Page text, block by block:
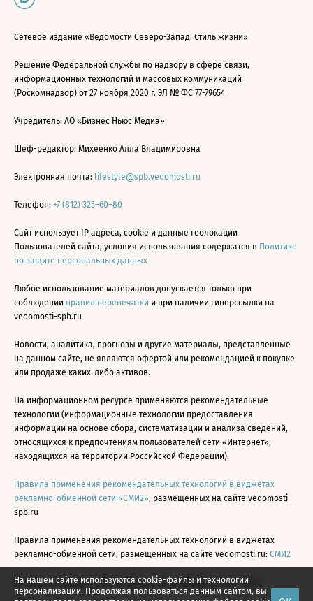
На нашем сайте используются cookie-файлы и технологии
персонализации. Продолжая пользоваться данным сайтом, вы
Сетевое издание «Ведомости Северо-Запад. Стиль жизни»
Решение Федеральной службы по надзору в сфере связи,
информационных технологий и массовых коммуникаций
(Роскомнадзор) от 27 ноября 2020 г. ЭЛ № ФС 77-79654
Учредитель: АО «Бизнес Ньюс Медиа»
Шеф-редактор: Михеенко Алла Владимировна
Электронная почта: lifestyle@spb.vedomosti.ru
Телефон: +7 (812) 325–60–80
Сайт использует IP адреса, cookie и данные геолокации
Пользователей сайта, условия использования содержатся в Политике
по защите персональных данных
Любое использование материалов допускается только при
соблюдении правил перепечатки и при наличии гиперссылки на
vedomosti-spb.ru
Новости, аналитика, прогнозы и другие материалы, представленные
на данном сайте, не являются офертой или рекомендацией к покупке
или продаже каких-либо активов.
На информационном ресурсе применяются рекомендательные
технологии (информационные технологии предоставления
информации на основе сбора, систематизации и анализа сведений,
относящихся к предпочтениям пользователей сети «Интернет»,
находящихся на территории Российской Федерации).
Правила применения рекомендательных технологий в виджетах
рекламно-обменной сети «СМИ2», размещенных на сайте vedomosti-
spb.ru
Правила применения рекомендательных технологий в виджетах
рекламно-обменной сети, размещенных на сайте vedomosti.ru: СМИ2
Все права защищены © АО «Бизнес Ньюс Медиа», 2024 - 2026